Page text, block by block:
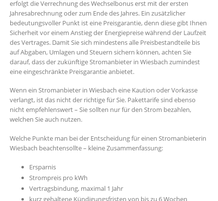
erfolgt die Verrechnung des Wechselbonus erst mit der ersten
Jahresabrechnung oder zum Ende des Jahres. Ein zusätzlicher
bedeutungsvoller Punkt ist eine Preisgarantie, denn diese gibt Ihnen
Sicherheit vor einem Anstieg der Energiepreise während der Laufzeit
des Vertrages. Damit Sie sich mindestens alle Preisbestandteile bis
auf Abgaben, Umlagen und Steuern sichern können, achten Sie
darauf, dass der zukünftige Stromanbieter in Wiesbach zumindest
eine eingeschränkte Preisgarantie anbietet.
Wenn ein Stromanbieter in Wiesbach eine Kaution oder Vorkasse
verlangt, ist das nicht der richtige für Sie. Pakettarife sind ebenso
nicht empfehlenswert – Sie sollten nur für den Strom bezahlen,
welchen Sie auch nutzen.
Welche Punkte man bei der Entscheidung für einen Stromanbieterin
Wiesbach beachtensollte – kleine Zusammenfassung:
Ersparnis
Strompreis pro kWh
Vertragsbindung, maximal 1 Jahr